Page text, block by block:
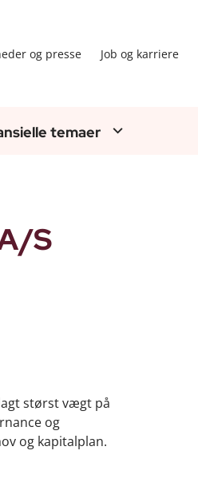
og presse Job og karriere
temaer
S
størst vægt på
og
og kapitalplan.